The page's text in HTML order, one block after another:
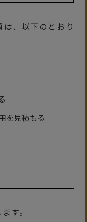
、以下のとおり
を見積もる
す。